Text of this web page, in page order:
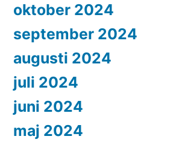
oktober 2024
september 2024
augusti 2024
juli 2024
juni 2024
maj 2024